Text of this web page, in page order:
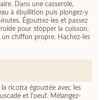
Dans une casserole,
à ébullition puis plongez-y
Égouttez-les et passez
pour stopper la cuisson.
un chiffon propre. Hachez-les
la ricotta égouttée avec les
et l'oeuf. Mélangez-